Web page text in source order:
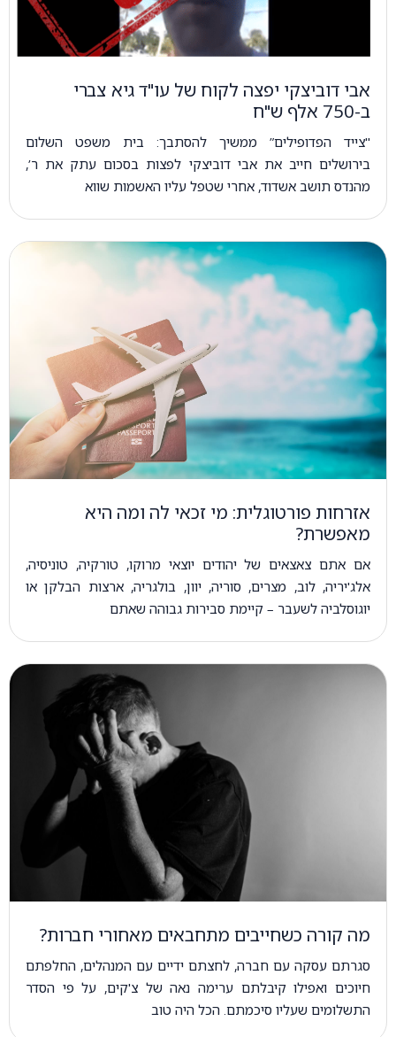
אבי דוביצקי יפצה לקוח של עו"ד גיא צברי
ב-750 אלף ש"ח
"צייד הפדופילים” ממשיך להסתבך: בית משפט השלום
בירושלים חייב את אבי דוביצקי לפצות בסכום עתק את ר’,
מהנדס תושב אשדוד, אחרי שטפל עליו האשמות שווא
אזרחות פורטוגלית: מי זכאי לה ומה היא
מאפשרת?
אם אתם צאצאים של יהודים יוצאי מרוקו, טורקיה, טוניסיה,
אלג'יריה, לוב, מצרים, סוריה, יוון, בולגריה, ארצות הבלקן או
יוגוסלביה לשעבר – קיימת סבירות גבוהה שאתם
מה קורה כשחייבים מתחבאים מאחורי חברות?
סגרתם עסקה עם חברה, לחצתם ידיים עם המנהלים, החלפתם
חיוכים ואפילו קיבלתם ערימה נאה של צ'קים, על פי הסדר
התשלומים שעליו סיכמתם. הכל היה טוב